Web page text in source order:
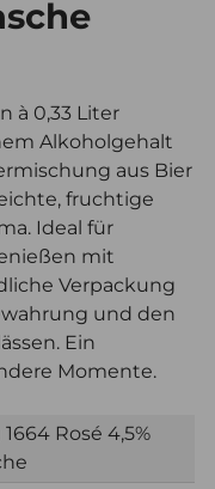
à 0,33 Liter
Alkoholgehalt
aus Bier
fruchtige
Ideal für
mit
Verpackung
und den
Ein
Momente.
Rosé 4,5%